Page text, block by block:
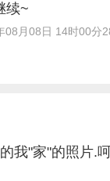
续~
月08日 14时00分
我"家"的照片.